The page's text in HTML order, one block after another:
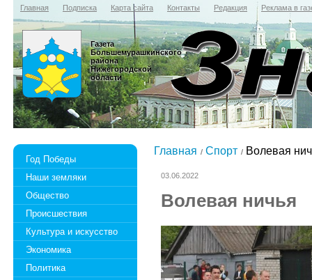
Главная Подписка Карта сайта Контакты Редакция Реклама в
Газета
Большемурашкинского
района
Нижегородской
области
Год Победы
Наши земляки
Общество
Происшествия
Культура и искусство
Экономика
Политика
Главная Спорт Волевая
03.06.2022
Волевая ничья